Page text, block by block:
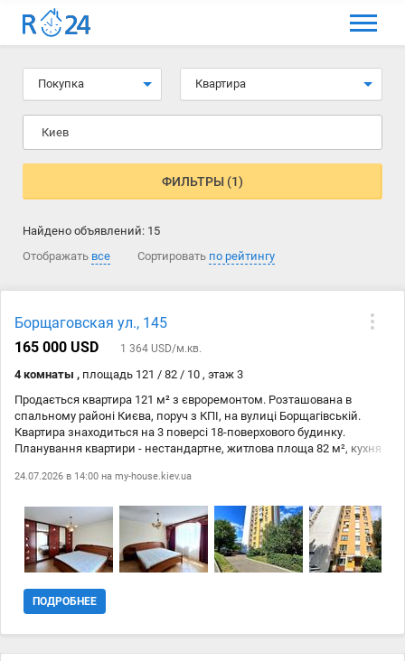
МЕНЮ
Выбрать язык
Избранные объявления
Комментарии к объявления
Как добавить объявление
Покупка Квартира
Киев
ФИЛЬТРЫ (1)
Найдено объявлений: 15
Отображать все Сортировать по рейтингу
Борщаговская ул., 145
165 000 USD
1 364 USD/м.кв.
4 комнаты , площадь 121 / 82 / 10 , этаж 3
Продається квартира 121 м² з євроремонтом. Розташована в
спальному районі Києва, поруч з КПІ, на вулиці Борщагівській.
Квартира знаходиться на 3 поверсі 18-поверхового будинку.
Планування квартири - нестандартне, житлова площа 82 м², кухня
(варильна панель, мікрохвильова піч, холодильник, витяжка,
безпеки в під'їзді є домофон та кодовий замок. Також є укриття. Не
упустіть можливість придбати цю прекрасну квартиру з усіма
необхідними зручностями!
24.07.2026 в 14:00 на my-house.kiev.ua
ПОДРОБНЕЕ